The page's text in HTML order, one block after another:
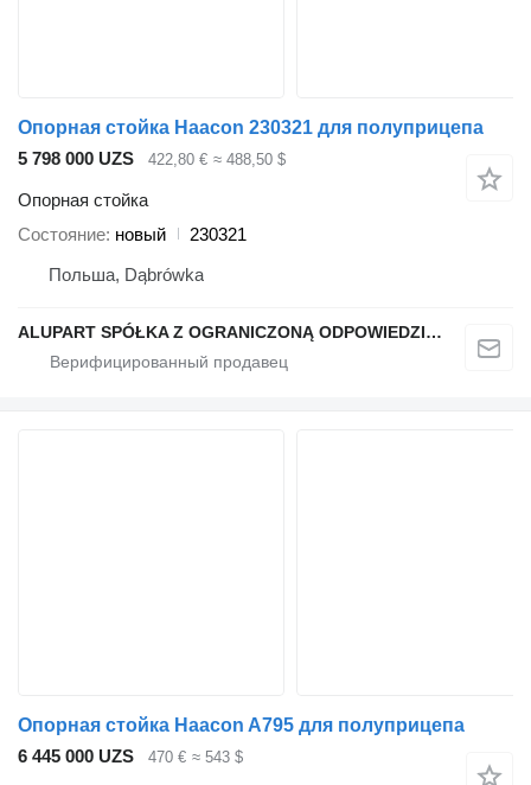
Опорная стойка Haacon 230321 для полуприцепа
5 798 000 UZS
422,80 € ≈ 488,50 $
Опорная стойка
Состояние новый
230321
Польша, Dąbrówka
ALUPART SPÓŁKA Z OGRANICZONĄ ODPOWIEDZIALNOŚCIĄ
Опорная стойка Haacon A795 для полуприцепа
6 445 000 UZS
470 € ≈ 543 $